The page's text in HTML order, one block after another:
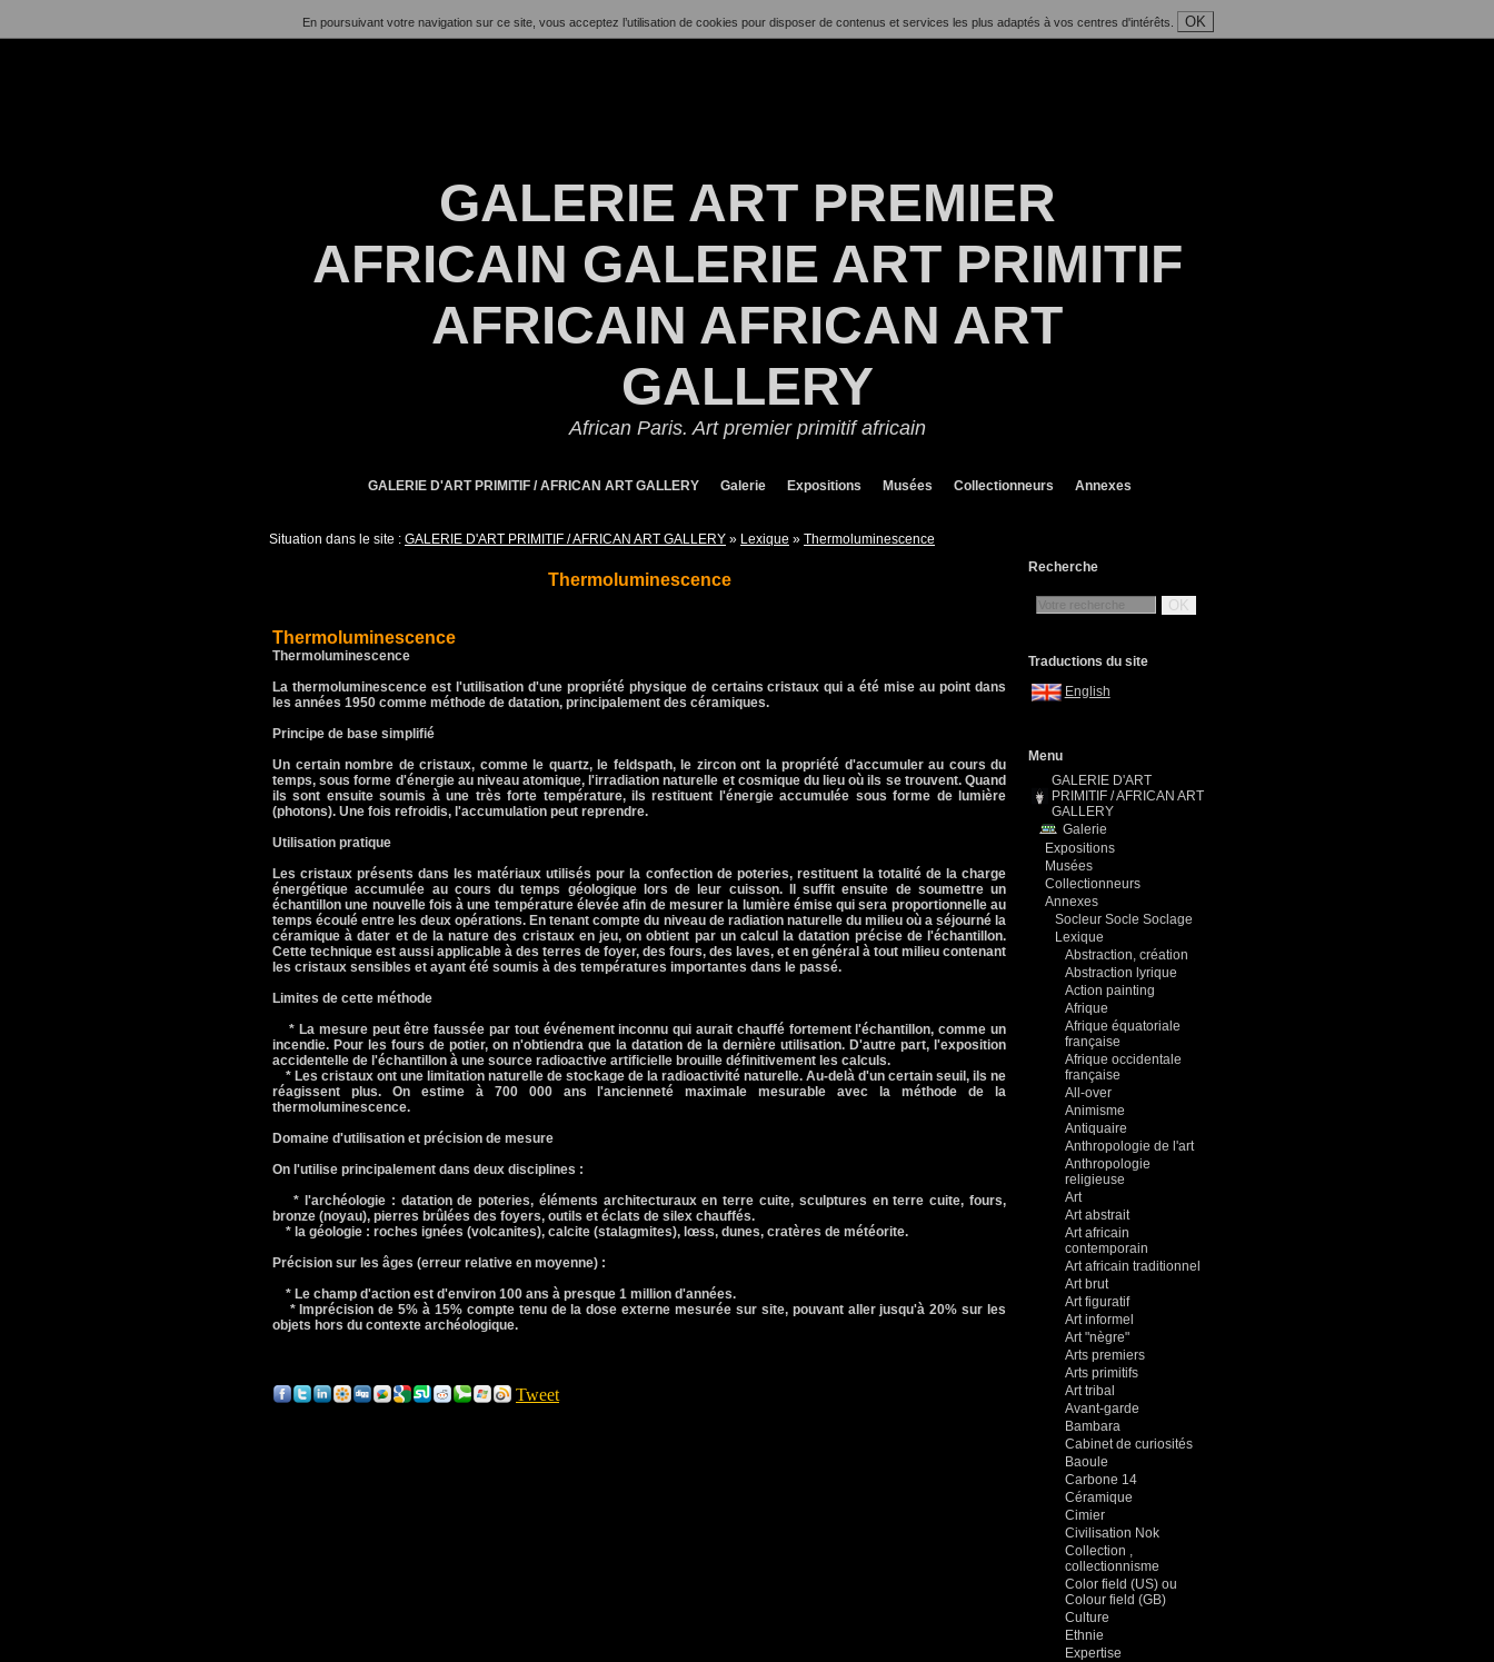
En poursuivant votre navigation sur ce site, vous acceptez l’utilisation de cookies pour disposer de contenus et services les plus adaptés à vos centres d'intérêts. OK
GALERIE ART PREMIER
AFRICAIN GALERIE ART PRIMITIF
AFRICAIN AFRICAN ART
GALLERY
African Paris. Art premier primitif africain
GALERIE D'ART PRIMITIF / AFRICAN ART GALLERY Galerie Expositions Musées Collectionneurs Annexes
Situation dans le site : GALERIE D'ART PRIMITIF / AFRICAN ART GALLERY » Lexique » Thermoluminescence
Thermoluminescence
Thermoluminescence
Thermoluminescence
La thermoluminescence est l'utilisation d'une propriété physique de certains cristaux qui a été mise au point dans
les années 1950 comme méthode de datation, principalement des céramiques.
Principe de base simplifié
Un certain nombre de cristaux, comme le quartz, le feldspath, le zircon ont la propriété d'accumuler au cours du
temps, sous forme d'énergie au niveau atomique, l'irradiation naturelle et cosmique du lieu où ils se trouvent. Quand
ils sont ensuite soumis à une très forte température, ils restituent l'énergie accumulée sous forme de lumière
(photons). Une fois refroidis, l'accumulation peut reprendre.
Utilisation pratique
Les cristaux présents dans les matériaux utilisés pour la confection de poteries, restituent la totalité de la charge
énergétique accumulée au cours du temps géologique lors de leur cuisson. Il suffit ensuite de soumettre un
échantillon une nouvelle fois à une température élevée afin de mesurer la lumière émise qui sera proportionnelle au
temps écoulé entre les deux opérations. En tenant compte du niveau de radiation naturelle du milieu où a séjourné la
céramique à dater et de la nature des cristaux en jeu, on obtient par un calcul la datation précise de l'échantillon.
Cette technique est aussi applicable à des terres de foyer, des fours, des laves, et en général à tout milieu contenant
les cristaux sensibles et ayant été soumis à des températures importantes dans le passé.
Limites de cette méthode
* La mesure peut être faussée par tout événement inconnu qui aurait chauffé fortement l'échantillon, comme un
incendie. Pour les fours de potier, on n'obtiendra que la datation de la dernière utilisation. D'autre part, l'exposition
accidentelle de l'échantillon à une source radioactive artificielle brouille définitivement les calculs.
* Les cristaux ont une limitation naturelle de stockage de la radioactivité naturelle. Au-delà d'un certain seuil, ils ne
réagissent plus. On estime à 700 000 ans l'ancienneté maximale mesurable avec la méthode de la
thermoluminescence.
Domaine d'utilisation et précision de mesure
On l'utilise principalement dans deux disciplines :
* l'archéologie : datation de poteries, éléments architecturaux en terre cuite, sculptures en terre cuite, fours,
bronze (noyau), pierres brûlées des foyers, outils et éclats de silex chauffés.
* la géologie : roches ignées (volcanites), calcite (stalagmites), lœss, dunes, cratères de météorite.
Précision sur les âges (erreur relative en moyenne) :
* Le champ d'action est d'environ 100 ans à presque 1 million d'années.
* Imprécision de 5% à 15% compte tenu de la dose externe mesurée sur site, pouvant aller jusqu'à 20% sur les
objets hors du contexte archéologique.
Tweet
Recherche
OK
Traductions du site
English
Menu
GALERIE D'ART
PRIMITIF / AFRICAN ART
GALLERY
Galerie
Expositions
Musées
Collectionneurs
Annexes
Socleur Socle Soclage
Lexique
Abstraction, création
Abstraction lyrique
Action painting
Afrique
Afrique équatoriale
française
Afrique occidentale
française
All-over
Animisme
Antiquaire
Anthropologie de l'art
Anthropologie
religieuse
Art
Art abstrait
Art africain
contemporain
Art africain traditionnel
Art brut
Art figuratif
Art informel
Art "nègre"
Arts premiers
Arts primitifs
Art tribal
Avant-garde
Bambara
Cabinet de curiosités
Baoule
Carbone 14
Céramique
Cimier
Civilisation Nok
Collection ,
collectionnisme
Color field (US) ou
Colour field (GB)
Culture
Ethnie
Expertise